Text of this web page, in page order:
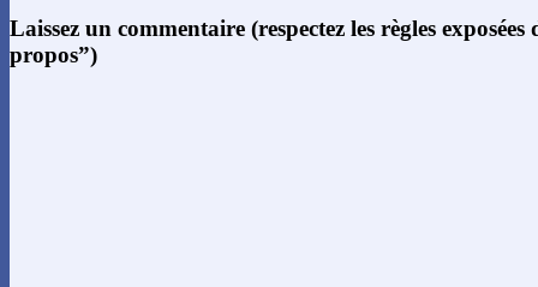
Laissez un commentaire (respectez les règles
propos”)